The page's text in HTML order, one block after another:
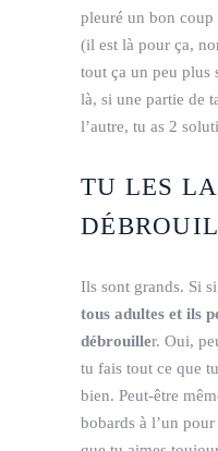
pleuré un bon coup
(il est là pour ça,
tout ça un peu plus
là, si une partie de
l’autre, tu as 2
TU LES
Ils sont grands. Si
tous adultes et ils
débrouiller. Oui,
tu fais tout ce que
bien. Peut-être
bobards à l’un